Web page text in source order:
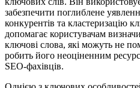
забезпечити поглиблене
конкурентів та кластеризацію
допомагає користувачам
ключові слова, які можуть не
робить його неоціненним
SEO-фахівців.